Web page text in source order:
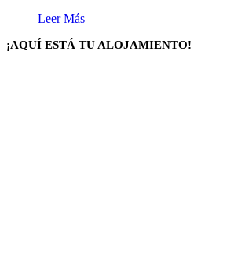
Leer Más
¡AQUÍ ESTÁ TU ALOJAMIENTO!